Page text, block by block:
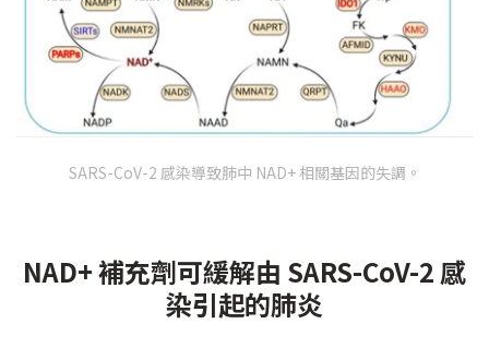
SARS-CoV-2 感染導致肺中 NAD+ 相關基因的失調。
NAD+ 補充劑可緩解由 SARS-CoV-2 感
染引起的肺炎